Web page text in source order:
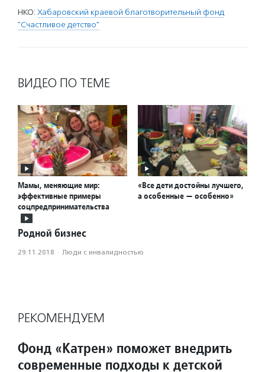
НКО: Хабаровский краевой благотворительный фонд
"Счастливое детство"
ВИДЕО ПО ТЕМЕ
Мамы, меняющие мир:
эффективные примеры
соцпредпринимательства
«Все дети достойны лучшего,
а особенные — особенно»
Родной бизнес
29.11.2018 · Люди с инвалидностью
РЕКОМЕНДУЕМ
Фонд «Катрен» поможет внедрить
современные подходы к детской